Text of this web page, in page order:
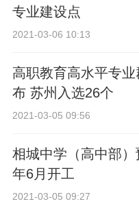
专业建设点
2021-03-06 10:13
高职教育高水平专业
布 苏州入选26个
2021-03-05 09:56
相城中学（高中部）
年6月开工
2021-03-05 09:27